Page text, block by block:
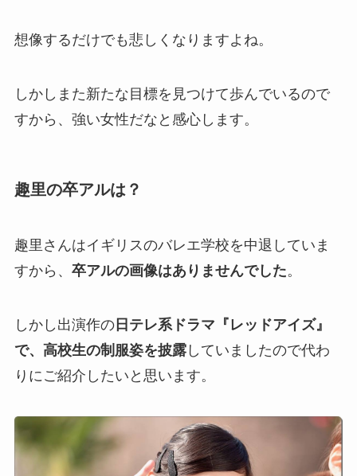
想像するだけでも悲しくなりますよね。
しかしまた新たな目標を見つけて歩んでいるので
すから、強い女性だなと感心します。
趣里の卒アルは？
趣里さんはイギリスのバレエ学校を中退していま
すから、 卒アルの画像はありませんでした。
しかし出演作の日テレ系ドラマ『レッドアイズ』
で、高校生の制服姿を披露していましたので代わ
りにご紹介したいと思います。